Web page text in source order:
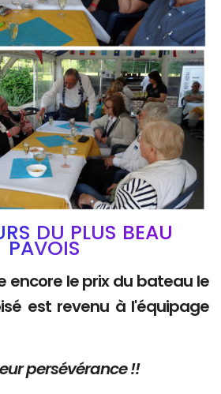
DU PLUS BEAU
PAVOIS
encore le prix du bateau le
est revenu à l'équipage
persévérance !!